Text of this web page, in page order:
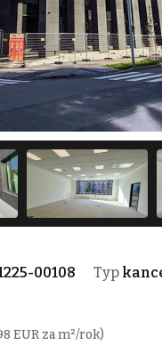
00108 Typ
EUR za m²/rok)